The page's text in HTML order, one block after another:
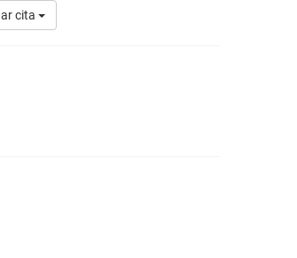
cita